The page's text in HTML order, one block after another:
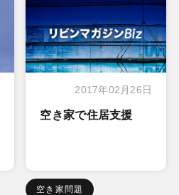
2017年02月26日
空き家で住居支援
空き家問題